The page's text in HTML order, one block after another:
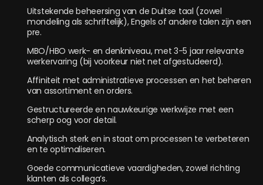
Uitstekende beheersing van de Duitse taal (zowel
mondeling als schriftelijk), Engels of andere talen zijn een
pre.
MBO/HBO werk- en denkniveau, met 3-5 jaar relevante
werkervaring (bij voorkeur niet net afgestudeerd).
Affiniteit met administratieve processen en het beheren
van assortiment en orders.
Gestructureerde en nauwkeurige werkwijze met een
scherp oog voor detail.
Analytisch sterk en in staat om processen te verbeteren
en te optimaliseren.
Goede communicatieve vaardigheden, zowel richting
klanten als collega’s.